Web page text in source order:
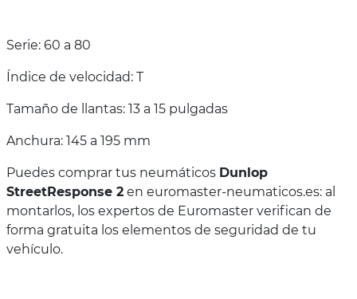
Serie: 60 a 80
Índice de velocidad: T
Tamaño de llantas: 13 a 15 pulgadas
Anchura: 145 a 195 mm
Puedes comprar tus neumáticos Dunlop
StreetResponse 2 en euromaster-neumaticos.es: al
montarlos, los expertos de Euromaster verifican de
forma gratuita los elementos de seguridad de tu
vehículo.